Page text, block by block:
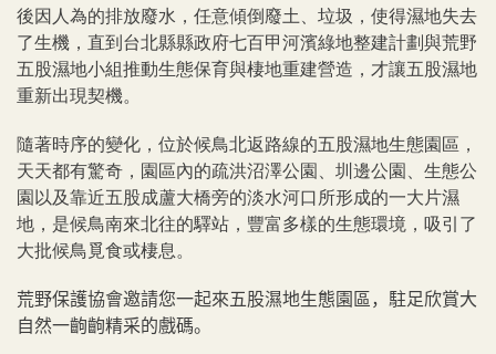
後因人為的排放廢水，任意傾倒廢土、垃圾，使得濕地失去
了生機，直到台北縣縣政府七百甲河濱綠地整建計劃與荒野
五股濕地小組推動生態保育與棲地重建營造，才讓五股濕地
重新出現契機。
隨著時序的變化，位於候鳥北返路線的五股濕地生態園區，
天天都有驚奇，園區內的疏洪沼澤公園、圳邊公園、生態公
園以及靠近五股成蘆大橋旁的淡水河口所形成的一大片濕
地，是候鳥南來北往的驛站，豐富多樣的生態環境，吸引了
大批候鳥覓食或棲息。
荒野保護協會邀請您一起來五股濕地生態園區，駐足欣賞大
自然一齣齣精采的戲碼。